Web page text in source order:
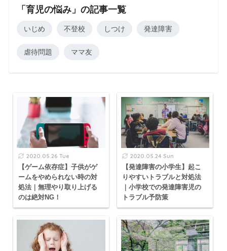
「育児の悩み」の記事一覧
いじめ 不登校 しつけ 発達障害
虐待問題 ママ友
2020.05.26 Tue
【ゲーム依存症】子供がゲ
ームをやめられない時の対
処法｜無理やり取り上げる
のは絶対NG！
2020.05.24 Sun
【発達障害の小学生】起こ
りやすいトラブルと対処法
｜小学校での発達障害児の
トラブル予防策